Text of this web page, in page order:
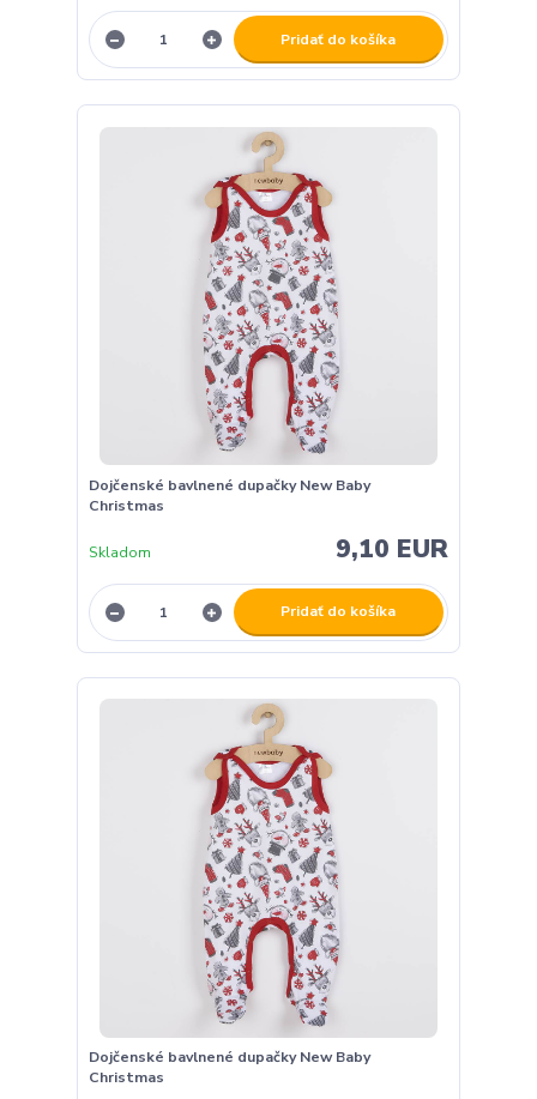
Pridať do košíka
Dojčenské bavlnené dupačky New Baby
Christmas
9,10 EUR
Skladom
Pridať do košíka
Dojčenské bavlnené dupačky New Baby
Christmas